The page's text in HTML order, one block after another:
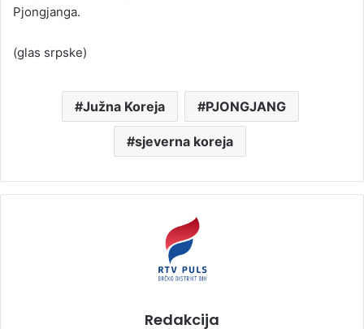
Pjongjanga.
(glas srpske)
Južna Koreja PJONGJANG
sjeverna koreja
Redakcija